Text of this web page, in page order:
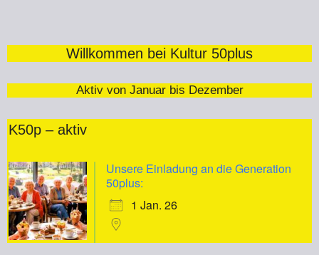
Willkommen bei Kultur 50plus
Aktiv von Januar bis Dezember
K50p – aktiv
Unsere Einladung an die Generation
50plus:
1 Jan. 26